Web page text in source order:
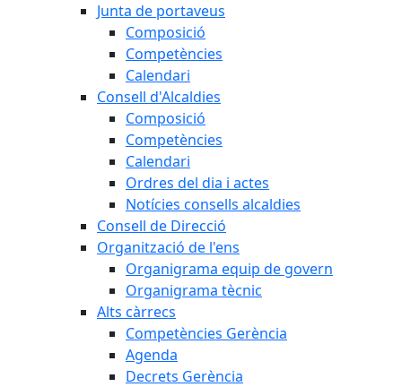
Junta de portaveus
Composició
Competències
Calendari
Consell d'Alcaldies
Composició
Competències
Calendari
Ordres del dia i actes
Notícies consells alcaldies
Consell de Direcció
Organització de l'ens
Organigrama equip de govern
Organigrama tècnic
Alts càrrecs
Competències Gerència
Agenda
Decrets Gerència